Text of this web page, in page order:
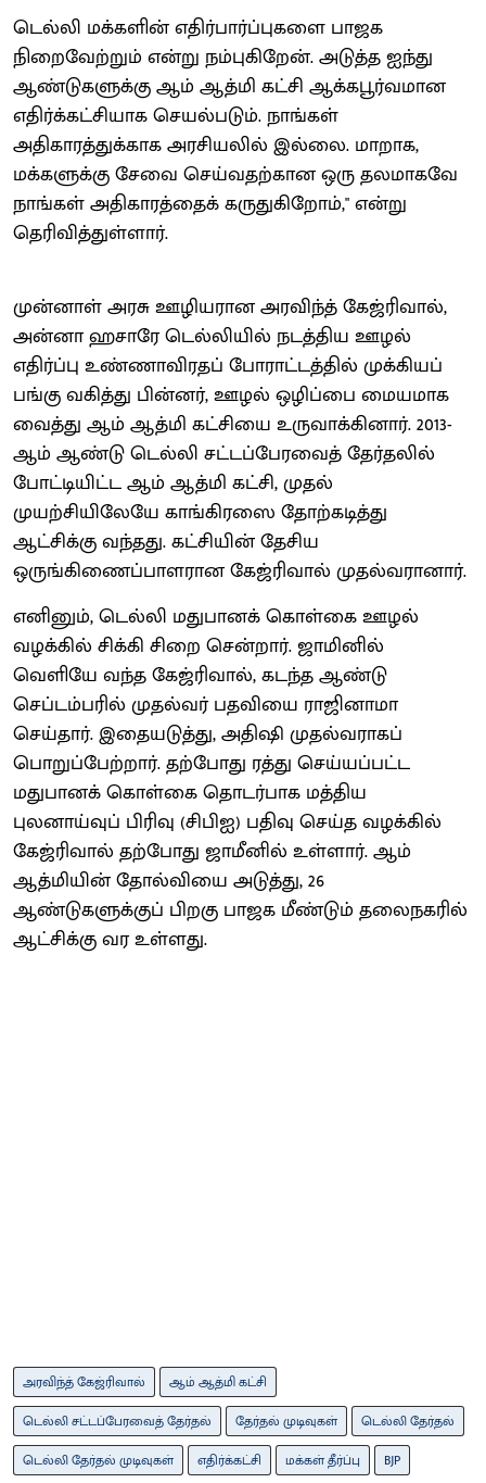
டெல்லி மக்களின் எதிர்பார்ப்புகளை பாஜக
நிறைவேற்றும் என்று நம்புகிறேன். அடுத்த ஐந்து
ஆண்டுகளுக்கு ஆம் ஆத்மி கட்சி ஆக்கபூர்வமான
எதிர்க்கட்சியாக செயல்படும். நாங்கள்
அதிகாரத்துக்காக அரசியலில் இல்லை. மாறாக,
மக்களுக்கு சேவை செய்வதற்கான ஒரு தலமாகவே
நாங்கள் அதிகாரத்தைக் கருதுகிறோம்," என்று
தெரிவித்துள்ளார்.
முன்னாள் அரசு ஊழியரான அரவிந்த் கேஜ்ரிவால்,
அன்னா ஹசாரே டெல்லியில் நடத்திய ஊழல்
எதிர்ப்பு உண்ணாவிரதப் போராட்டத்தில் முக்கியப்
பங்கு வகித்து பின்னர், ஊழல் ஒழிப்பை மையமாக
வைத்து ஆம் ஆத்மி கட்சியை உருவாக்கினார். 2013-
ஆம் ஆண்டு டெல்லி சட்டப்பேரவைத் தேர்தலில்
போட்டியிட்ட ஆம் ஆத்மி கட்சி, முதல்
முயற்சியிலேயே காங்கிரஸை தோற்கடித்து
ஆட்சிக்கு வந்தது. கட்சியின் தேசிய
ஒருங்கிணைப்பாளரான கேஜ்ரிவால் முதல்வரானார்.
எனினும், டெல்லி மதுபானக் கொள்கை ஊழல்
வழக்கில் சிக்கி சிறை சென்றார். ஜாமினில்
வெளியே வந்த கேஜ்ரிவால், கடந்த ஆண்டு
செப்டம்பரில் முதல்வர் பதவியை ராஜினாமா
செய்தார். இதையடுத்து, அதிஷி முதல்வராகப்
பொறுப்பேற்றார். தற்போது ரத்து செய்யப்பட்ட
மதுபானக் கொள்கை தொடர்பாக மத்திய
புலனாய்வுப் பிரிவு (சிபிஐ) பதிவு செய்த வழக்கில்
கேஜ்ரிவால் தற்போது ஜாமீனில் உள்ளார். ஆம்
ஆத்மியின் தோல்வியை அடுத்து, 26
ஆண்டுகளுக்குப் பிறகு பாஜக மீண்டும் தலைநகரில்
ஆட்சிக்கு வர உள்ளது.
அரவிந்த் கேஜ்ரிவால்
ஆம் ஆத்மி கட்சி
டெல்லி சட்டப்பேரவைத் தேர்தல்
தேர்தல் முடிவுகள்
டெல்லி தேர்தல்
டெல்லி தேர்தல் முடிவுகள்
எதிர்க்கட்சி மக்கள் தீர்ப்பு BJP